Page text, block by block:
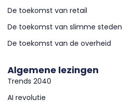
Algemene lezingen
Trends 2040
AI revolutie
De toekomst van retail
De toekomst van slimme steden
De toekomst van de overheid